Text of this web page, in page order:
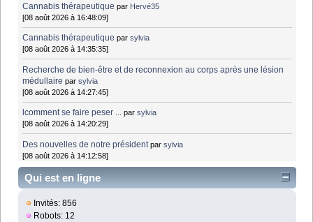
Cannabis thérapeutique par Hervé35
[08 août 2026 à 16:48:09]
Cannabis thérapeutique parsylvia
[08 août 2026 à 14:35:35]
Recherche de bien-être et de reconnexion au corps après une lésion
médullaire parsylvia
[08 août 2026 à 14:27:45]
lcomment se faire peser ... parsylvia
[08 août 2026 à 14:20:29]
Des nouvelles de notre président parsylvia
[08 août 2026 à 14:12:58]
Qui est en ligne
Invités: 856
Robots: 12